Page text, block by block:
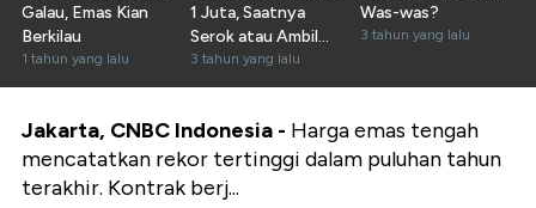
Galau, Emas Kian
Berkilau
1 tahun yang lalu
1 Juta, Saatnya
Serok atau Ambil
Cuan?
3 tahun yang lalu
Was-was?
3 tahun yang lalu
Jakarta, CNBC Indonesia - Harga emas tengah
mencatatkan rekor tertinggi dalam puluhan tahun
terakhir. Kontrak berj...